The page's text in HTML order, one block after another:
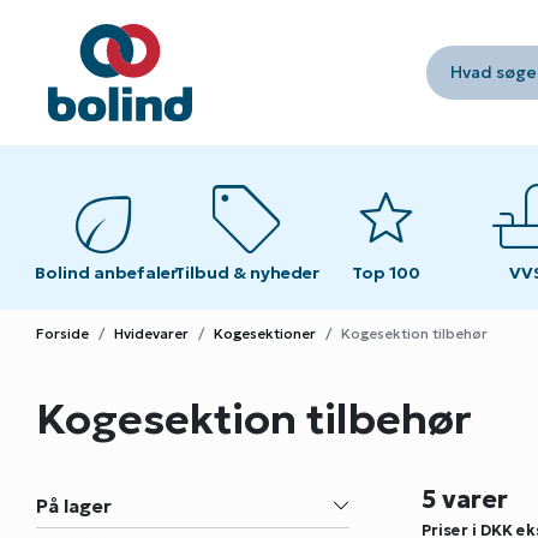
Hvad søger
eco
Bolind anbefaler sell
Tilbud & nyheder star
Top 100
Forside Hvidevarer Kogesektioner Kogesektion tilbehør
Kogesektion tilbehør
På lager 5 varer
Priser i DKK